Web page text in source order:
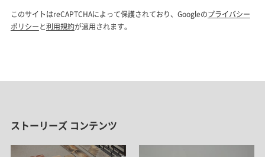
ストーリーズ コンテンツ